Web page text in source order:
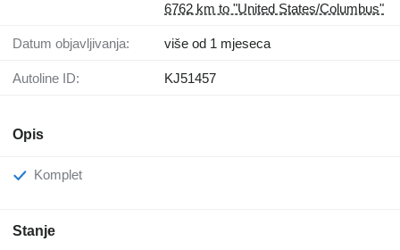
6762 km to "United States/Columbus"
Datum objavljivanja: više od 1 mjeseca
Autoline ID: KJ51457
Opis
Komplet
Stanje